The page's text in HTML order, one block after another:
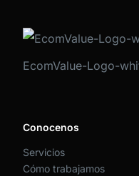
EcomValue-Logo-
Conocenos
Servicios
Cómo trabajamos